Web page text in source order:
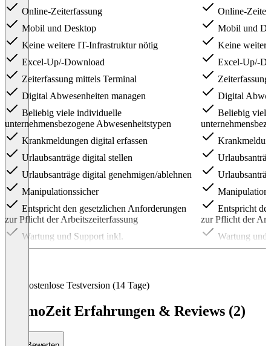
Online-Zeiterfassung
Mobil und Desktop
Keine weitere IT-Infrastruktur nötig
Excel-Up/-Download
Zeiterfassung mittels Terminal
Digital Abwesenheiten managen
Beliebig viele individuelle
unternehmensbezogene Abwesenheitstypen
Krankmeldungen digital erfassen
Urlaubsanträge digital stellen
Urlaubsanträge digital genehmigen/ablehnen
Manipulationssicher
Entspricht den gesetzlichen Anforderungen
zur Pflicht der Arbeitszeiterfassung
Wartung und Support inkl.
Online-
Mobil und
Keine
Excel-Up/-
Digital
Beliebig
Entspricht
zur Pflicht der
Wartung und
Open API
Lohnsysteme
Kostenlose Testversion (14 Tage)
MomoZeit Erfahrungen & Reviews (2)